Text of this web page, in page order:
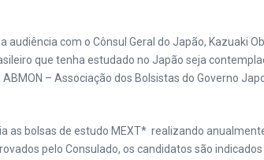
com o Cônsul Geral do Japão, Kazuaki
que tenha estudado no Japão seja
– Associação dos Bolsistas do Governo
as bolsas de estudo MEXT* realizando
pelo Consulado, os candidatos são